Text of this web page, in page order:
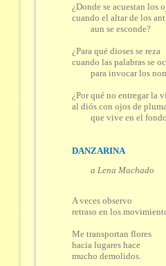
¿Donde se acuestan los
cuando el altar de los
aun se esconde?
¿Para qué dioses se reza
cuando las palabras se
para invocar los
¿Por qué no entregar la
al diós con ojos de
que vive en el fondo
DANZARINA
a Lena Machado
A veces observo
retraso en los
Me transportan flores
hacia lugares hace
mucho demolidos.